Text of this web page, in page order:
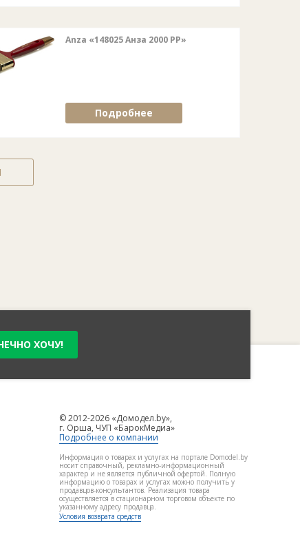
Anza «148025 Анза 2000 РР»
Подробнее
ХОЧУ!
© 2012-2026 «Домодел.by»,
г. Орша, ЧУП «БарокМедиа»
Подробнее о компании
Информация о товарах и услугах на портале Domodel.by
носит справочный, рекламно-информационный
характер и не является публичной офертой. Полную
информацию о товарах и услугах можно получить у
продавцов-консультантов. Реализация товара
осуществляется в стационарном торговом объекте по
указанному адресу продавца.
Условия возврата средств